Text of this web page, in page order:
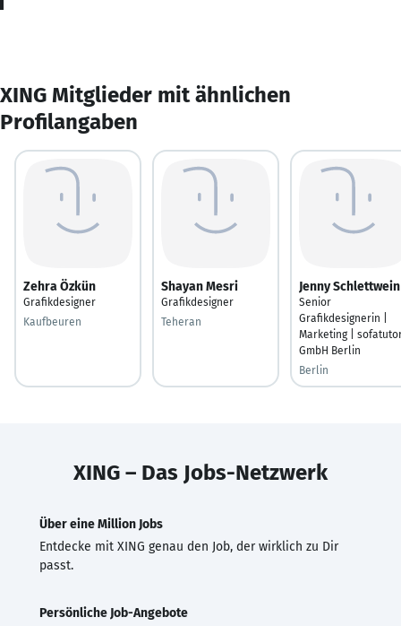
XING Mitglieder mit ähnlichen
Profilangaben
Zehra Özkün
Grafikdesigner
Kaufbeuren
Shayan Mesri
Graﬁkdesigner
Teheran
Jenny Schlettwein
Senior
Grafikdesignerin |
Marketing |
GmbH Berlin
Berlin
XING – Das Jobs-Netzwerk
Über eine Million Jobs
Entdecke mit XING genau den Job, der wirklich zu Dir
passt.
Persönliche Job-Angebote